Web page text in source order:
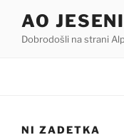
vsebino
AO
Dobrodošli na strani
NI ZADETKA